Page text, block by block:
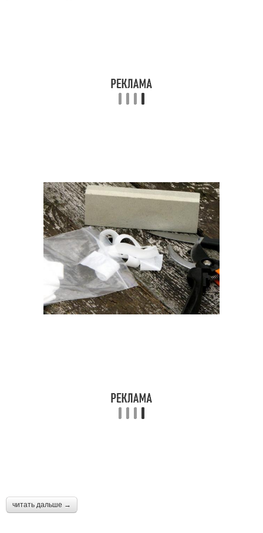
Черенки в открытый
читать дальше →